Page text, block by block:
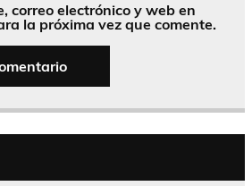
correo electrónico y web en
la próxima vez que comente.